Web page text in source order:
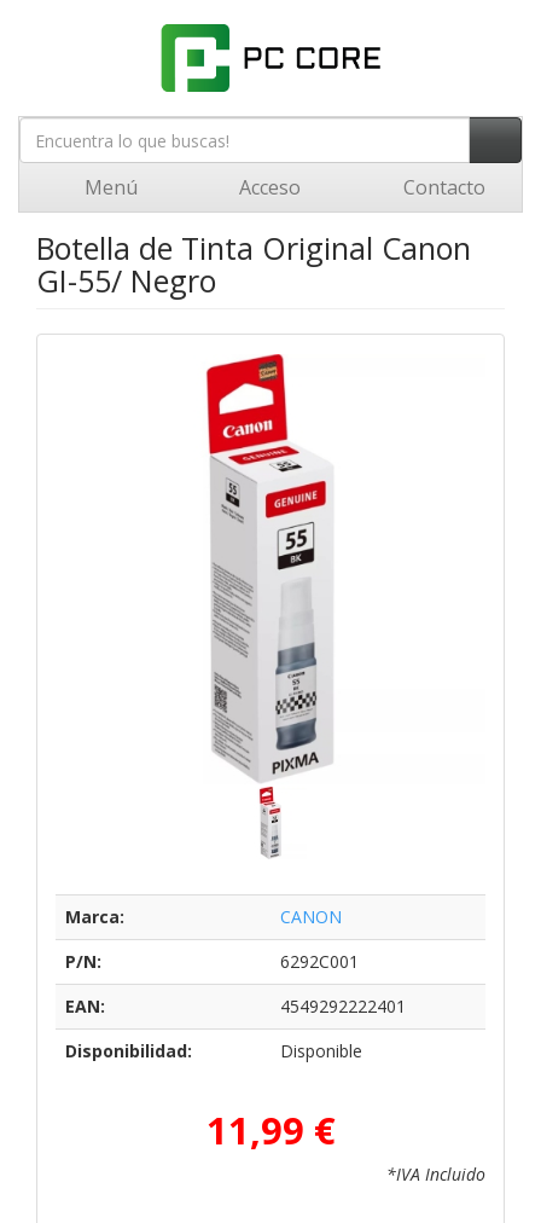
Menú Acceso Contacto
Botella de Tinta Original Canon
GI-55/ Negro
Marca:
CANON
P/N:
6292C001
EAN:
4549292222401
Disponibilidad:
Disponible
11,99 €
*IVA Incluido